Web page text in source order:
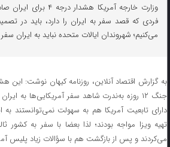
وزارت خارجه آمریکا
فردی که قصد سفر به ایران را دارد، باید در
می‌کنیم؛ شهروندان ایالات متحده نباید به ایران سفر
به گزارش اقتصاد آنلاین، روزنامه کیهان نوشت: این
جنگ ۱۲ روزه به‌ندرت شاهد سفر آمریکایی‌ها به
دارای تابعیت آمریکا هم به سهولت نمی‌توانستند به
تهیه ویزا مواجه بودند؛ لذا بعضا با سفر به کشور
می‌کردند و پس از بازگشت هم با سؤالات زیاد پلیس